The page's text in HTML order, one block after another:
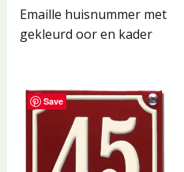
Emaille huisnummer met
gekleurd oor en kader
Save